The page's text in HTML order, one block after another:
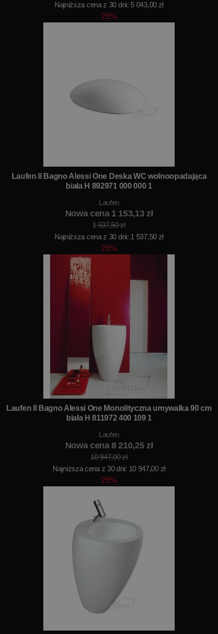
Najniższa cena z 30 dni: 5 043,00 zł
25%
Laufen Il Bagno Alessi One Deska WC wolnoopadająca
biała H 892971 000 000 1
Laufen
Nowa cena 1 153,13 zł
1 537,50 zł
Najniższa cena z 30 dni: 1 537,50 zł
25%
Laufen Il Bagno Alessi One Monolityczna umywalka 90 cm
biała H 811972 400 109 1
Laufen
Nowa cena 8 210,25 zł
10 947,00 zł
Najniższa cena z 30 dni: 10 947,00 zł
25%